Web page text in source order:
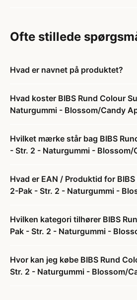
Ofte stillede
Hvad er navnet på produktet?
Hvad koster BIBS Rund Colour
Naturgummi - Blossom/Candy
Hvilket mærke står bag BIBS
- Str. 2 - Naturgummi - Blossom/
Hvad er EAN / Produktid for
2-Pak - Str. 2 - Naturgummi -
Hvilken kategori tilhører BIBS
Pak - Str. 2 - Naturgummi -
Hvor kan jeg købe BIBS Rund
Str. 2 - Naturgummi - Blossom/